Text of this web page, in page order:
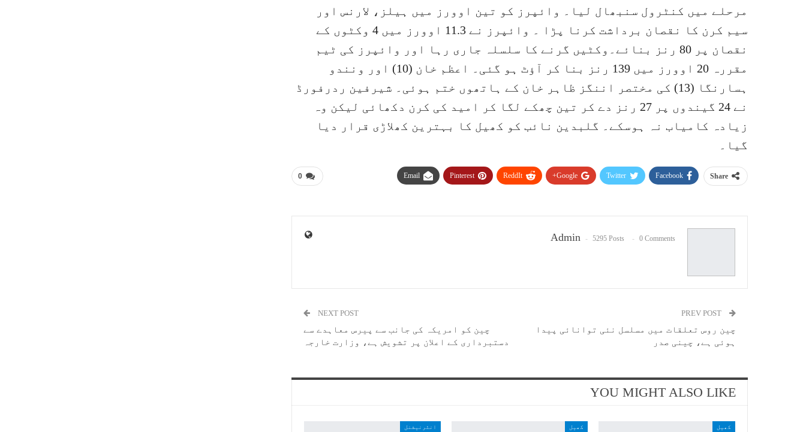
مرحلے میں کنٹرول سنبھال لیا۔ وائپرز کو تین اوورز میں ہیلز، لارنس اور
سیم کرن کا نقصان برداشت کرنا پڑا ۔ وائپرز نے 11.3 اوورز میں 4 وکٹوں کے
نقصان پر 80 رنز بنائے۔وکٹیں گرنے کا سلسلہ جاری رہا اور وائپرز کی ٹیم
مقررہ 20 اوورز میں 139 رنز بنا کر آؤٹ ہو گئی۔ اعظم خان (10) اور ونندو
ہسارنگا (13) کی مختصر اننگز ظاہر خان کے ہاتھوں ختم ہوئی۔ شیرفین ردرفورڈ
نے 24 گیندوں پر 27 رنز دے کر تین چھکے لگا کر امید کی کرن دکھائی لیکن وہ
زیادہ کامیاب نہ ہوسکے۔ گلبدین نائب کو کھیل کا بہترین کھلاڑی قرار دیا
گیا۔
0 Share
Facebook
Twitter
Google+
ReddIt
Pinterest
Email
Admin 5295 Posts 0 Comments
چین روس تعلقات میں مسلسل نئی توانائی پیدا
ہوئی ہے، چینی صدر
NEXT POST
چین کو امریکہ کی جانب سے پیرس معاہدے سے
دستبرداری کے اعلان پر تشویش ہے، وزارت خارجہ
YOU MIGHT ALSO LIKE
کھیل کھیل انٹرنیشنل